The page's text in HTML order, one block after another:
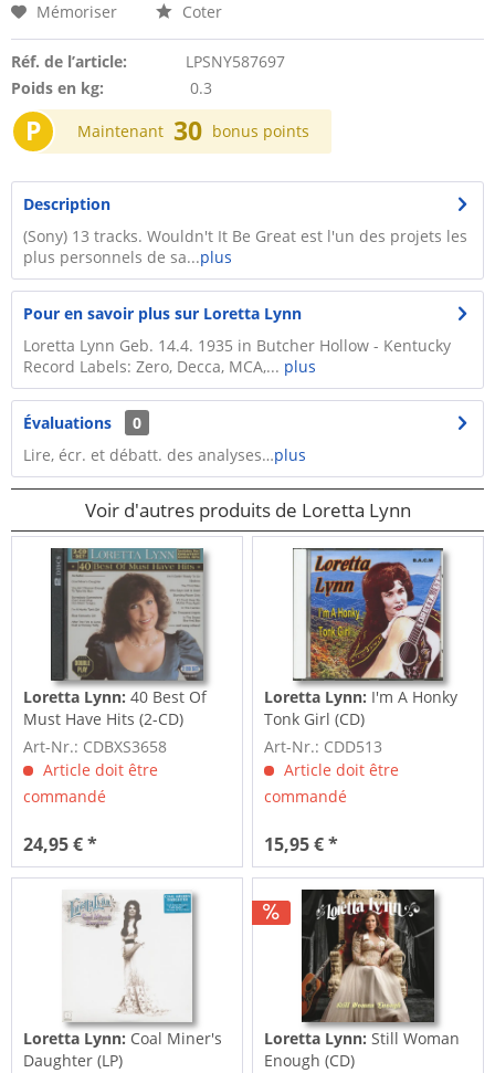
Mémoriser Coter
Réf. de l’article:
LPSNY587697
Poids en kg:
0.3
P Maintenant 30 bonus points
Description
(Sony) 13 tracks. Wouldn't It Be Great est l'un des projets les
plus personnels de sa...plus
Pour en savoir plus sur Loretta Lynn
Loretta Lynn Geb. 14.4. 1935 in Butcher Hollow - Kentucky
Record Labels: Zero, Decca, MCA,... plus
Évaluations
0
Lire, écr. et débatt. des analyses…plus
Voir d'autres produits de Loretta Lynn
Loretta Lynn: 40 Best Of
Must Have Hits (2-CD)
Art-Nr.: CDBXS3658
Article doit être
commandé
24,95 € *
Loretta Lynn: I'm A Honky
Tonk Girl (CD)
Art-Nr.: CDD513
Article doit être
commandé
15,95 € *
Loretta Lynn: Coal Miner's
Daughter (LP)
Loretta Lynn: Still Woman
Enough (CD)